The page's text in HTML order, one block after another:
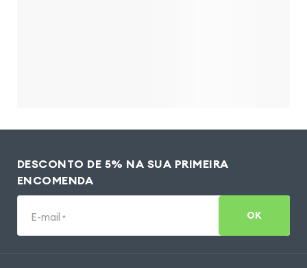
DESCONTO DE 5% NA SUA PRIMEIRA
ENCOMENDA
E-mail * OK